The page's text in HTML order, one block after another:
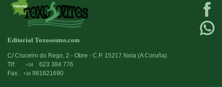
Editorial Toxosoutos.com
C/ Cruceiro do Rego, 2 - Obre - C.P. 15217 Noia (A Coruña)
Tlf:
+34
623 384 776
Fax:
+34 981821690